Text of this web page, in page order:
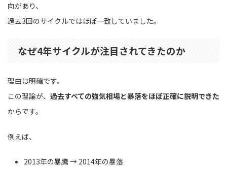
向があり、
過去3回のサイクルではほぼ一致していました。
なぜ4年サイクルが注目されてきたのか
理由は明確です。
この理論が、 過去すべての強気相場と暴落をほぼ正確に説明できた
からです。
例えば、
2013年の暴騰 → 2014年の暴落